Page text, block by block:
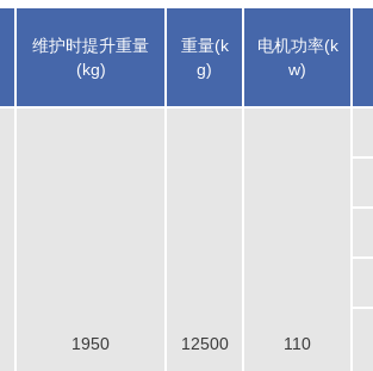
维护时提升重量
(kg)
重量(k
g)
电机功率(k
w)
1950 12500 110